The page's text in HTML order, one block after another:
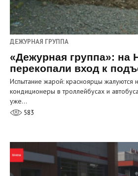
ДЕЖУРНАЯ ГРУППА
«Дежурная группа»: на
перекопали вход к
Испытание жарой: красноярцы жалуются
кондиционеры в троллейбусах и
уже…
583